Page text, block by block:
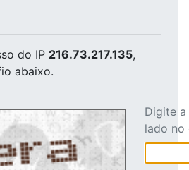
do IP 216.73.217.135,
abaixo.
Digite
lado no